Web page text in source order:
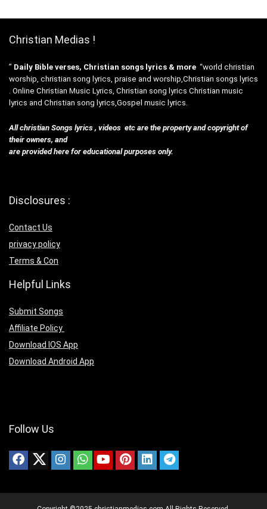
Christian Medias !
” Daily Bible verses, Christian songs lyrics & more “world christian
worship, christian song lyrics, praise and worship,Christian songs lyrics
. Online Christian Music Lyrics, Christian song lyrics Christian music
lyrics and Christian song lyrics,Gospel music lyrics.
All christian Songs lyrics , videos etc are the property and copyright of
their owners, and
are provided here for educational purposes only.
Disclosures :
Contact Us
privacy policy
Terms & Con
Helpful Links
Submit Songs
Affiliate Policy
Download IOS App
Download Android App
Follow Us